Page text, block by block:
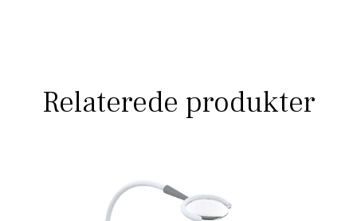
Relaterede produkter